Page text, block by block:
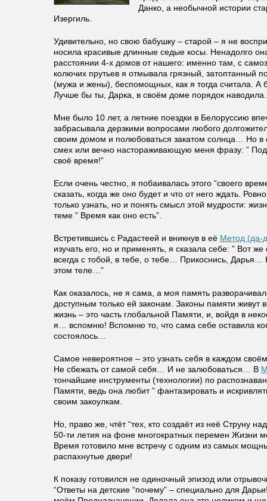
Данко, а необычной истории
Изергиль.
Удивительно, но свою бабушку – старой – я не
носила красивые длинные седые косы. Ненадолго
расстоянии 4-х домов от нашего: именно там, с
колючих прутьев я отмывала грязный, затоптанный
(мужа и жены), беспомощных, как я тогда считала. А
Лучше бы ты, Дарка, в своём доме порядок
Мне было 10 лет, а летние поездки в Белоруссию
забрасывала дерзкими вопросами любого
своим домом и полюбоваться закатом солнца… Но в
смех или вечно настораживающую меня фразу: ”
своё время!”
Если очень честно, я побаивалась этого “своего
сказать, когда же оно будет и что от него ждать.
только узнать, но и понять смысл этой мудрости:
теме ” Время как оно есть”.
Встретившись с Радастеей и вникнув в её Метод (да-
изучать его, но и применять, я сказала себе: ” Вот
всегда с тобой, в тебе, о тебе… Прикоснись,
этом теле…”
Как оказалось, не я сама, а моя память
доступным только ей законам. Законы памяти живут
жизнь – это часть глобальной Памяти, и, войдя в
я… вспомню! Вспомню то, что сама себе оставила
состоялось…
Самое невероятное – это узнать себя в каждом
Не сбежать от самой себя… И не залюбоваться… В
тончайшие инструменты (технологии) по
Памяти, ведь она любит ” фантазировать и
своим закоулкам.
Но, право же, чтёт “тех, кто создаёт из неё Струну
50-ти летия на фоне многократных перемен Жизни
Время готовило мне встречу с одним из самых
распахнутые двери!
К показу готовился не одиночный эпизод или
“Ответы на детские “почему” – специально для